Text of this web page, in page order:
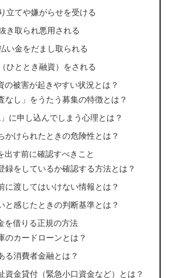
立てや嫌がらせを受ける
き取られ悪用される
い金をだまし取られる
ひととき融資）をされる
の被害が起きやすい状況とは？
なし」をうたう募集の特徴とは？
」に申し込んでしまう心理とは？
かけられたときの危険性とは？
出す前に確認すべきこと
録をしているか確認する方法とは？
に渡してはいけない情報とは？
と感じたときの判断基準とは？
を借りる正規の方法
のカードローンとは？
る消費者金融とは？
資金貸付（緊急小口資金など）とは？